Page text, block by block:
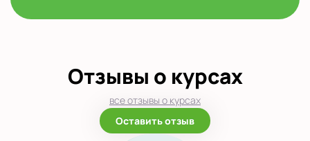
Отзывы о курсах
все отзывы о курсах
Оставить отзыв